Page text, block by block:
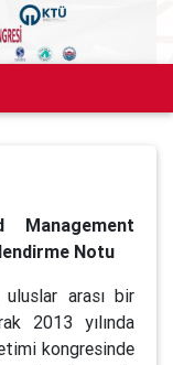
Management
Notu
arası bir
2013 yılında
kongresinde